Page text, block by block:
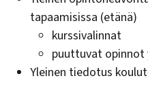
tapaamisissa (etänä)
kurssivalinnat
puuttuvat opinnot
Yleinen tiedotus